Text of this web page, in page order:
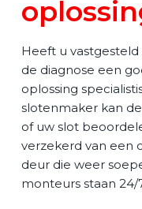
Heeft u
de diagnose een
oplossing
slotenmaker kan
of uw slot
verzekerd van een
deur die weer
monteurs staan 24/